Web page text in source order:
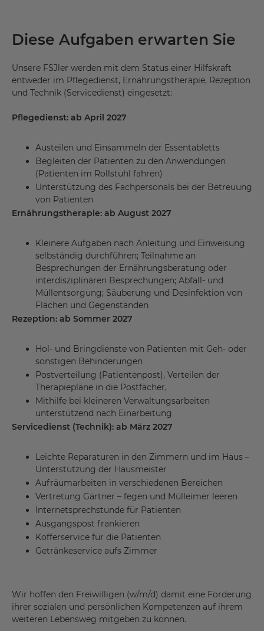
Diese Aufgaben erwarten Sie
Unsere FSJler werden mit dem Status einer Hilfskraft
entweder im Pflegedienst, Ernährungstherapie, Rezeption
und Technik (Servicedienst) eingesetzt:
Pflegedienst: ab April 2027
Austeilen und Einsammeln der Essentabletts
Begleiten der Patienten zu den Anwendungen
(Patienten im Rollstuhl fahren)
Unterstützung des Fachpersonals bei der Betreuung
von Patienten
Ernährungstherapie: ab August 2027
Kleinere Aufgaben nach Anleitung und Einweisung
selbständig durchführen; Teilnahme an
Besprechungen der Ernährungsberatung oder
interdisziplinären Besprechungen; Abfall- und
Müllentsorgung; Säuberung und Desinfektion von
Flächen und Gegenständen
Rezeption: ab Sommer 2027
Hol- und Bringdienste von Patienten mit Geh- oder
sonstigen Behinderungen
Postverteilung (Patientenpost), Verteilen der
Therapiepläne in die Postfächer,
Mithilfe bei kleineren Verwaltungsarbeiten
unterstützend nach Einarbeitung
Servicedienst (Technik): ab März 2027
Leichte Reparaturen in den Zimmern und im Haus –
Unterstützung der Hausmeister
Aufräumarbeiten in verschiedenen Bereichen
Vertretung Gärtner – fegen und Mülleimer leeren
Internetsprechstunde für Patienten
Ausgangspost frankieren
Kofferservice für die Patienten
Getränkeservice aufs Zimmer
Wir hoffen den Freiwilligen (w/m/d) damit eine Förderung
ihrer sozialen und persönlichen Kompetenzen auf ihrem
weiteren Lebensweg mitgeben zu können.